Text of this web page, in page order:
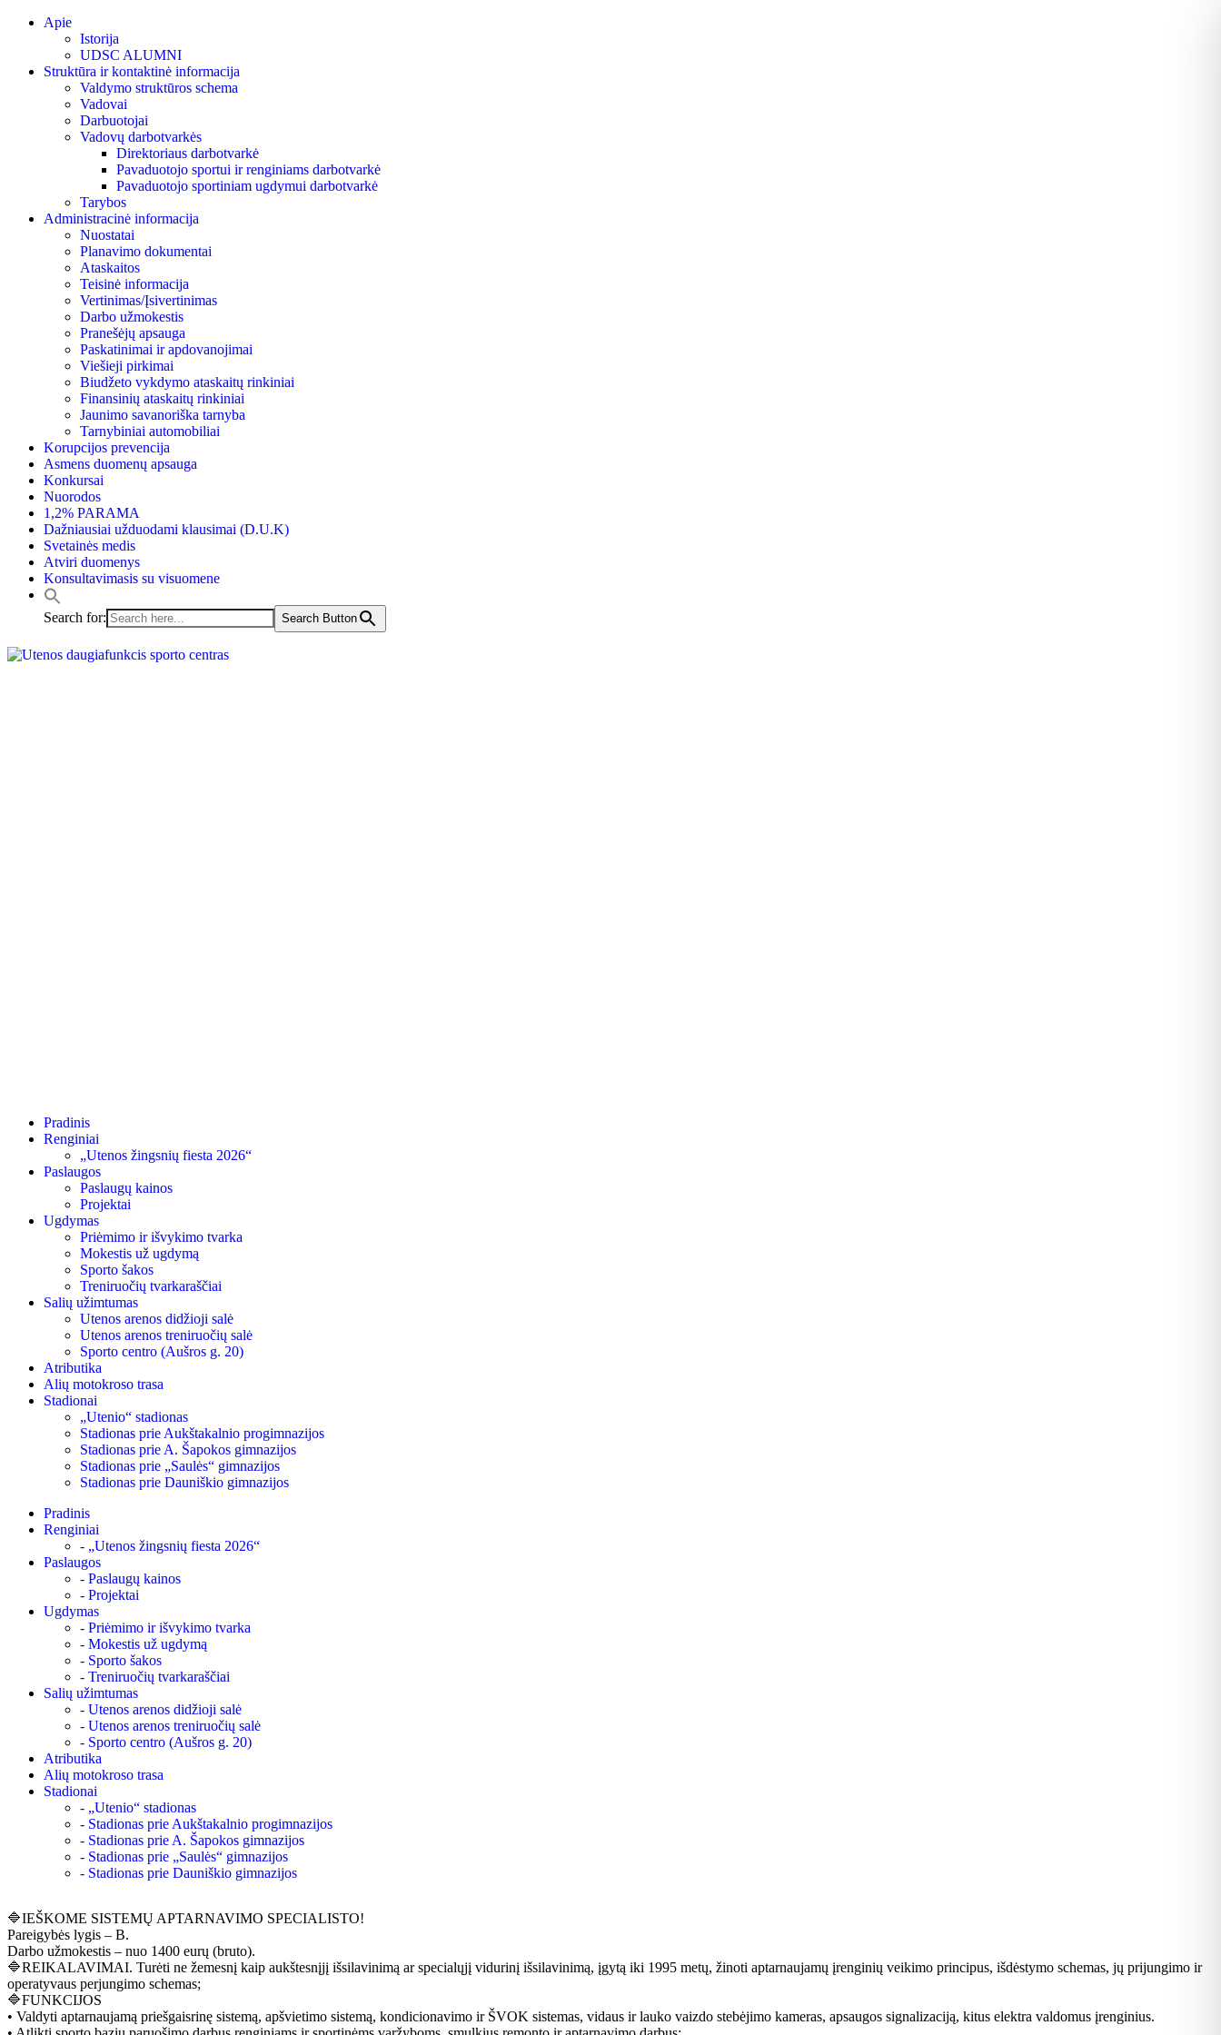
Skip
Apie
Istorija
UDSC ALUMNI
Struktūra ir kontaktinė informacija
Valdymo struktūros schema
Vadovai
Darbuotojai
Vadovų darbotvarkės
Direktoriaus darbotvarkė
Pavaduotojo sportui ir renginiams darbotvarkė
Pavaduotojo sportiniam ugdymui darbotvarkė
Tarybos
Administracinė informacija
Nuostatai
Planavimo dokumentai
Ataskaitos
Teisinė informacija
Vertinimas/Įsivertinimas
Darbo užmokestis
Pranešėjų apsauga
Paskatinimai ir apdovanojimai
Viešieji pirkimai
Biudžeto vykdymo ataskaitų rinkiniai
Finansinių ataskaitų rinkiniai
Jaunimo savanoriška tarnyba
Tarnybiniai automobiliai
Korupcijos prevencija
Asmens duomenų apsauga
Konkursai
Nuorodos
1,2% PARAMA
Dažniausiai užduodami klausimai (D.U.K)
Svetainės medis
Atviri duomenys
Konsultavimasis su visuomene
Search for: Search Button
Pradinis
Renginiai
„Utenos žingsnių fiesta 2026“
Paslaugos
Paslaugų kainos
Projektai
Ugdymas
Priėmimo ir išvykimo tvarka
Mokestis už ugdymą
Sporto šakos
Treniruočių tvarkaraščiai
Salių užimtumas
Utenos arenos didžioji salė
Utenos arenos treniruočių salė
Sporto centro (Aušros g. 20)
Atributika
Alių motokroso trasa
Stadionai
„Utenio“ stadionas
Stadionas prie Aukštakalnio progimnazijos
Stadionas prie A. Šapokos gimnazijos
Stadionas prie „Saulės“ gimnazijos
Stadionas prie Dauniškio gimnazijos
Pradinis
Renginiai
- „Utenos žingsnių fiesta 2026“
Paslaugos
- Paslaugų kainos
- Projektai
Ugdymas
- Priėmimo ir išvykimo tvarka
- Mokestis už ugdymą
- Sporto šakos
- Treniruočių tvarkaraščiai
Salių užimtumas
- Utenos arenos didžioji salė
- Utenos arenos treniruočių salė
- Sporto centro (Aušros g. 20)
Atributika
Alių motokroso trasa
Stadionai
- „Utenio“ stadionas
- Stadionas prie Aukštakalnio progimnazijos
- Stadionas prie A. Šapokos gimnazijos
- Stadionas prie „Saulės“ gimnazijos
- Stadionas prie Dauniškio gimnazijos
🔷IEŠKOME SISTEMŲ APTARNAVIMO SPECIALISTO!
Pareigybės lygis – B.
Darbo užmokestis – nuo 1400 eurų (bruto).
🔷REIKALAVIMAI. Turėti ne žemesnį kaip aukštesnįjį išsilavinimą ar specialųjį vidurinį išsilavinimą, įgytą iki 1995 metų, žinoti aptarnaujamų įrenginių veikimo principus, išdėstymo schemas, jų prijungimo ir
operatyvaus perjungimo schemas;
🔷FUNKCIJOS
• Valdyti aptarnaujamą priešgaisrinę sistemą, apšvietimo sistemą, kondicionavimo ir ŠVOK sistemas, vidaus ir lauko vaizdo stebėjimo kameras, apsaugos signalizaciją, kitus elektra valdomus įrenginius.